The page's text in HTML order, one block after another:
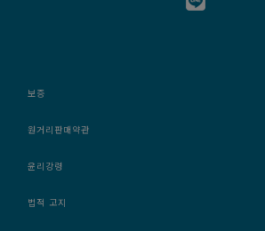
보증
원거리판매약관
윤리강령
법적 고지